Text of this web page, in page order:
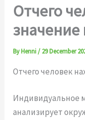
Отчего
значение
ByHenni/ 29 December
Отчего человек
Индивидуальное
анализирует